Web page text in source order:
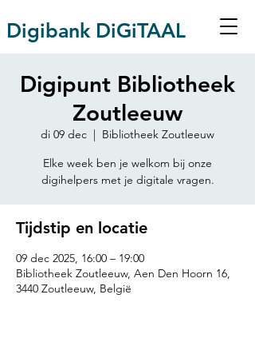
Digibank DiGiTAAL
Digipunt Bibliotheek
Zoutleeuw
di 09 dec
  |
Bibliotheek Zoutleeuw
Elke week ben je welkom bij onze
Tijdstip en locatie
09 dec 2025, 16:00 – 19:00
Bibliotheek Zoutleeuw, Aen Den Hoorn 16,
3440 Zoutleeuw, België